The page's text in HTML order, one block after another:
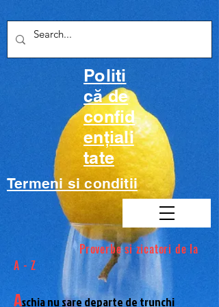
Politi
că de
confid
ențiali
tate
Termeni si conditii
Proverbe si zicatori de la
A - Z
Așchia nu sare departe de trunchi